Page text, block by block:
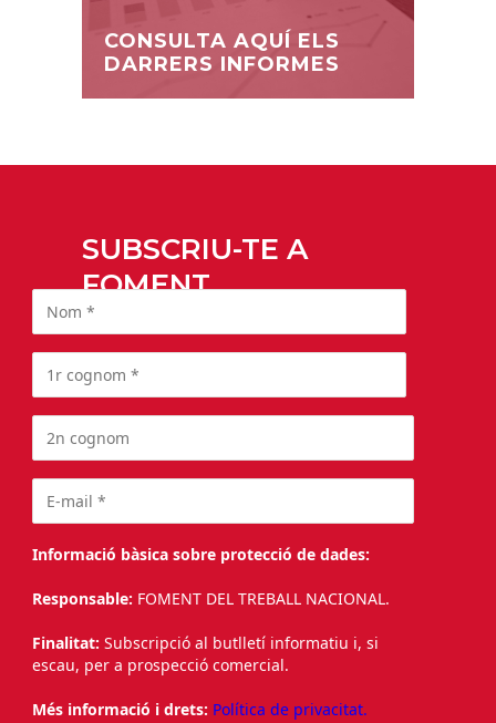
CONSULTA AQUÍ ELS
DARRERS INFORMES
SUBSCRIU-TE A
FOMENT
Informació bàsica sobre protecció de dades:
Responsable: FOMENT DEL TREBALL NACIONAL.
Finalitat: Subscripció al butlletí informatiu i, si
escau, per a prospecció comercial.
Més informació i drets: Política de privacitat.